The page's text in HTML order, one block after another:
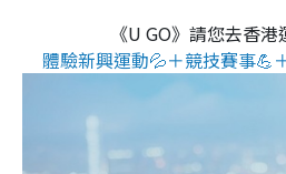
《U GO》請您去香港
體驗新興運動💦＋競技賽事💪